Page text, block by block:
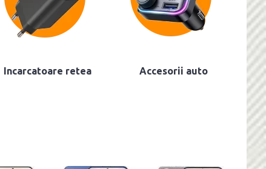
Incarcatoare retea Accesorii auto